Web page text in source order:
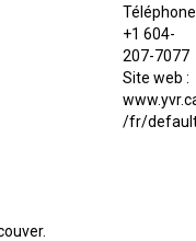
+1 604-
207-7077
Site web :
/fr/